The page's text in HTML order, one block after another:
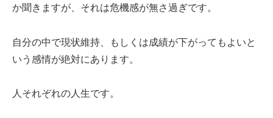
か聞きますが、それは危機感が無さ過ぎです。
自分の中で現状維持、もしくは成績が下がってもよいと
いう感情が絶対にあります。
人それぞれの人生です。